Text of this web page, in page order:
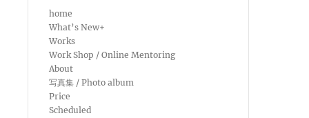
home
What’s New+
Works
Work Shop / Online Mentoring
About
写真集 / Photo album
Price
Scheduled